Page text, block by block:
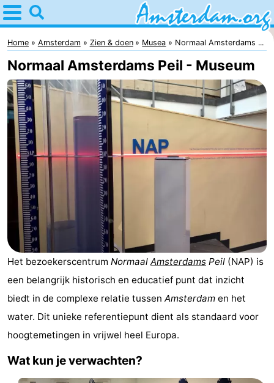
Home
Amsterdam
Reisplan
Voor
kinderen
Voor
jongeren
Gratis
Overnachten
Appartementen
Bed
(&
breakfasts)
Campings
Vakantiehuizen
Home Amsterdam Zien & doen Musea Normaal Amsterdams ...
Normaal Amsterdams Peil - Museum
Het bezoekerscentrum Normaal Amsterdams Peil (NAP) is
een belangrijk historisch en educatief punt dat inzicht
biedt in de complexe relatie tussen Amsterdam en het
water. Dit unieke referentiepunt dient als standaard voor
hoogtemetingen in vrijwel heel Europa.
Wat kun je verwachten?